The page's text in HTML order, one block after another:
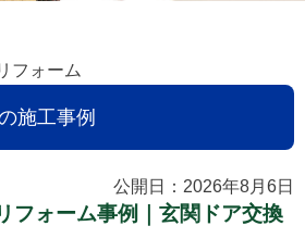
フォーム
施工事例
公開日：2026年8月6日
フォーム事例｜玄関ドア交換